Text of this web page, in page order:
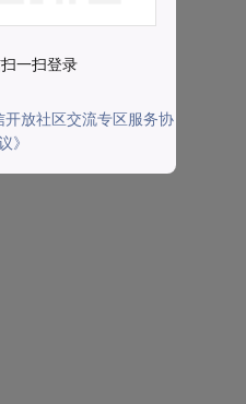
一扫登录
开放社区交流专区服务协
》